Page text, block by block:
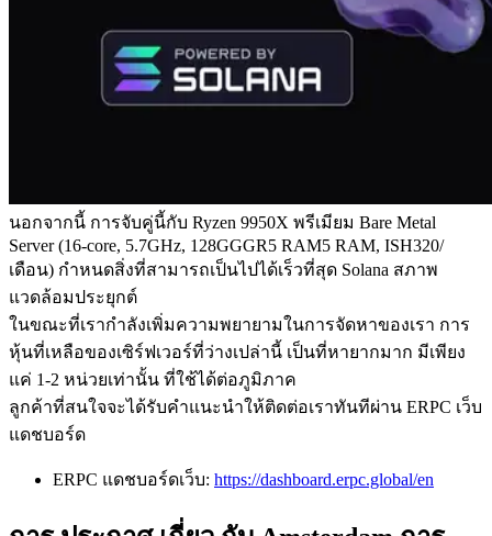
นอกจากนี้ การจับคู่นี้กับ Ryzen 9950X พรีเมียม Bare Metal
Server (16-core, 5.7GHz, 128GGGR5 RAM5 RAM, ISH320/
เดือน) กําหนดสิ่งที่สามารถเป็นไปได้เร็วที่สุด Solana สภาพ
แวดล้อมประยุกต์
ในขณะที่เรากําลังเพิ่มความพยายามในการจัดหาของเรา การ
หุ้นที่เหลือของเซิร์ฟเวอร์ที่ว่างเปล่านี้ เป็นที่หายากมาก มีเพียง
แค่ 1-2 หน่วยเท่านั้น ที่ใช้ได้ต่อภูมิภาค
ลูกค้าที่สนใจจะได้รับคําแนะนําให้ติดต่อเราทันทีผ่าน ERPC เว็บ
แดชบอร์ด
ERPC แดชบอร์ดเว็บ: https://dashboard.erpc.global/en